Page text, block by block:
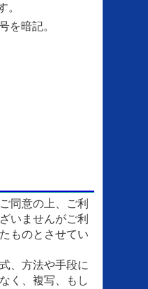
。
を暗記。
同意の上、ご利
いませんがご利
ものとさせてい
、方法や手段に
く、複写、もし